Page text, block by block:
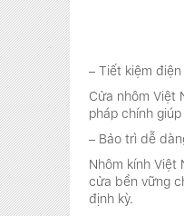
– Tiết kiệm
Cửa nhôm Việt
pháp chính
– Bảo trì dễ
Nhôm kính
cửa bền vững
định kỳ.